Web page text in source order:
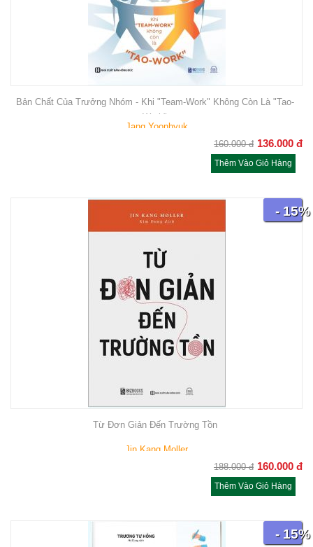
Bản Chất Của Trưởng Nhóm - Khi "Team-Work" Không Còn Là "Tao-
Work"
Jang Yoonhyuk
160.000 đ 136.000 đ
Thêm Vào Giỏ Hàng
- 15%
Từ Đơn Giản Đến Trường Tồn
Jin Kang Moller
188.000 đ 160.000 đ
Thêm Vào Giỏ Hàng
- 15%